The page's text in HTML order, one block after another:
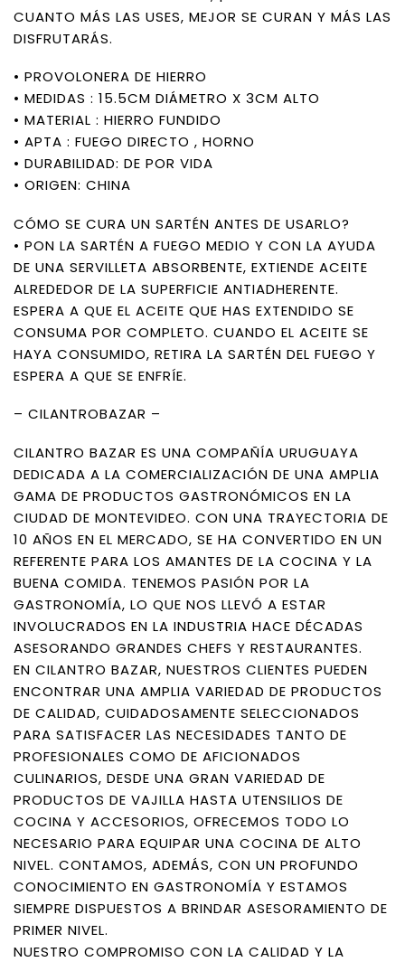
CUANTO MÁS LAS USES, MEJOR SE CURAN Y MÁS LAS
DISFRUTARÁS.
• PROVOLONERA DE HIERRO
• MEDIDAS : 15.5CM DIÁMETRO X 3CM ALTO
• MATERIAL : HIERRO FUNDIDO
• APTA : FUEGO DIRECTO , HORNO
• DURABILIDAD: DE POR VIDA
• ORIGEN: CHINA
CÓMO SE CURA UN SARTÉN ANTES DE USARLO?
• PON LA SARTÉN A FUEGO MEDIO Y CON LA AYUDA
DE UNA SERVILLETA ABSORBENTE, EXTIENDE ACEITE
ALREDEDOR DE LA SUPERFICIE ANTIADHERENTE.
ESPERA A QUE EL ACEITE QUE HAS EXTENDIDO SE
CONSUMA POR COMPLETO. CUANDO EL ACEITE SE
HAYA CONSUMIDO, RETIRA LA SARTÉN DEL FUEGO Y
ESPERA A QUE SE ENFRÍE.
– CILANTROBAZAR –
CILANTRO BAZAR ES UNA COMPAÑÍA URUGUAYA
DEDICADA A LA COMERCIALIZACIÓN DE UNA AMPLIA
GAMA DE PRODUCTOS GASTRONÓMICOS EN LA
CIUDAD DE MONTEVIDEO. CON UNA TRAYECTORIA DE
10 AÑOS EN EL MERCADO, SE HA CONVERTIDO EN UN
REFERENTE PARA LOS AMANTES DE LA COCINA Y LA
BUENA COMIDA. TENEMOS PASIÓN POR LA
GASTRONOMÍA, LO QUE NOS LLEVÓ A ESTAR
INVOLUCRADOS EN LA INDUSTRIA HACE DÉCADAS
ASESORANDO GRANDES CHEFS Y RESTAURANTES.
EN CILANTRO BAZAR, NUESTROS CLIENTES PUEDEN
ENCONTRAR UNA AMPLIA VARIEDAD DE PRODUCTOS
DE CALIDAD, CUIDADOSAMENTE SELECCIONADOS
PARA SATISFACER LAS NECESIDADES TANTO DE
PROFESIONALES COMO DE AFICIONADOS
CULINARIOS, DESDE UNA GRAN VARIEDAD DE
PRODUCTOS DE VAJILLA HASTA UTENSILIOS DE
COCINA Y ACCESORIOS, OFRECEMOS TODO LO
NECESARIO PARA EQUIPAR UNA COCINA DE ALTO
NIVEL. CONTAMOS, ADEMÁS, CON UN PROFUNDO
CONOCIMIENTO EN GASTRONOMÍA Y ESTAMOS
SIEMPRE DISPUESTOS A BRINDAR ASESORAMIENTO DE
PRIMER NIVEL.
NUESTRO COMPROMISO CON LA CALIDAD Y LA